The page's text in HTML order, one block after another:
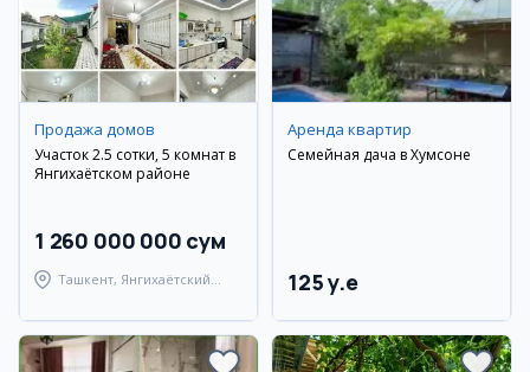
Продажа домов
Участок 2.5 сотки, 5 комнат в
Янгихаётском районе
1 260 000 000 сум
Ташкент, Янгихаётский
Аренда квартир
Семейная дача в Хумсоне
125 y.e